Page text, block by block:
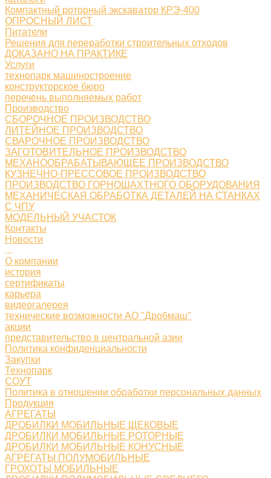
Компактный роторный экскаватор КРЭ-400
ОПРОСНЫЙ ЛИСТ
Питатели
Решения для переработки строительных отходов
ДОКАЗАНО НА ПРАКТИКЕ
Услуги
технопарк машиностроение
конструкторское бюро
перечень выполняемых работ
Производство
СБОРОЧНОЕ ПРОИЗВОДСТВО
ЛИТЕЙНОЕ ПРОИЗВОДСТВО
СВАРОЧНОЕ ПРОИЗВОДСТВО
ЗАГОТОВИТЕЛЬНОЕ ПРОИЗВОДСТВО
МЕХАНООБРАБАТЫВАЮЩЕЕ ПРОИЗВОДСТВО
КУЗНЕЧНО-ПРЕССОВОЕ ПРОИЗВОДСТВО
ПРОИЗВОДСТВО ГОРНОШАХТНОГО ОБОРУДОВАНИЯ
МЕХАНИЧЕСКАЯ ОБРАБОТКА ДЕТАЛЕЙ НА СТАНКАХ
С ЧПУ
МОДЕЛЬНЫЙ УЧАСТОК
Контакты
Новости
...
О компании
история
сертификаты
карьера
видеогалерея
технические возможности АО "Дробмаш"
акции
представительство в центральной азии
Политика конфиденциальности
Закупки
Технопарк
СОУТ
Политика в отношении обработки персональных данных
Продукция
АГРЕГАТЫ
ДРОБИЛКИ МОБИЛЬНЫЕ ЩЕКОВЫЕ
ДРОБИЛКИ МОБИЛЬНЫЕ РОТОРНЫЕ
ДРОБИЛКИ МОБИЛЬНЫЕ КОНУСНЫЕ
АГРЕГАТЫ ПОЛУМОБИЛЬНЫЕ
ГРОХОТЫ МОБИЛЬНЫЕ